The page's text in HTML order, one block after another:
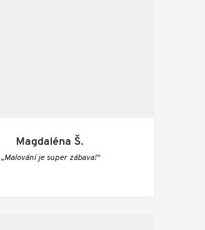
Magdaléna Š.
„Malování je super zábava!“